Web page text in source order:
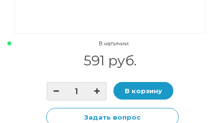
В наличии
591 руб.
В корзину
Задать вопрос